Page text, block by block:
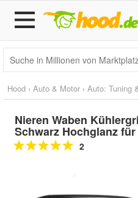
Hood › Auto & Motor › Auto: Tuning
Nieren Waben
Schwarz Hochglanz für
2